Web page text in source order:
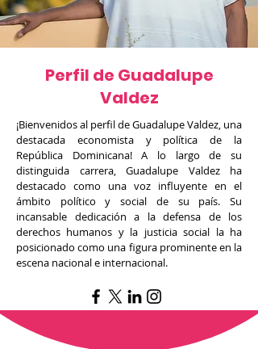
Perfil de Guadalupe
Valdez
¡Bienvenidos al perfil de Guadalupe Valdez, una
destacada economista y política de la
República Dominicana! A lo largo de su
distinguida carrera, Guadalupe Valdez ha
destacado como una voz influyente en el
ámbito político y social de su país. Su
incansable dedicación a la defensa de los
derechos humanos y la justicia social la ha
posicionado como una figura prominente en la
escena nacional e internacional.